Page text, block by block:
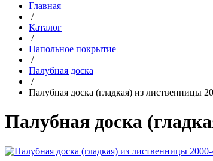
Главная
/
Каталог
/
Напольное покрытие
/
Палубная доска
/
Палубная доска (гладкая) из лиственницы
Палубная доска